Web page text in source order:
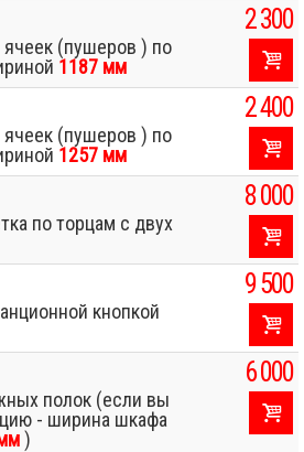
ячеек (пушеров ) по
1187 мм
2 300
ячеек (пушеров ) по
1257 мм
2 400
по торцам с двух
8 000
кнопкой
9 500
полок (если вы
- ширина шкафа
)
6 000